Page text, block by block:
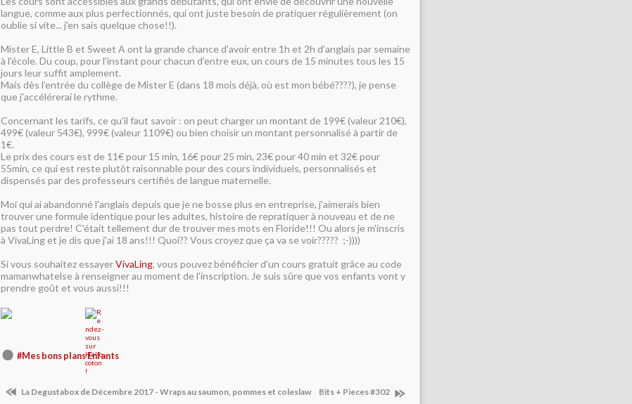
langue, comme aux plus perfectionnés, qui ont juste besoin de pratiquer régulièrement (on
oublie si vite... j'en sais quelque chose!!).
Mister E, Little B et Sweet A ont la grande chance d'avoir entre 1h et 2h d'anglais par semaine
à l'école. Du coup, pour l'instant pour chacun d'entre eux, un cours de 15 minutes tous les 15
jours leur suffit amplement.
Mais dès l'entrée du collège de Mister E (dans 18 mois déjà, où est mon bébé????), je pense
que j'accélérerai le rythme.
Concernant les tarifs, ce qu'il faut savoir : on peut charger un montant de 199€ (valeur 210€),
499€ (valeur 543€), 999€ (valeur 1109€) ou bien choisir un montant personnalisé à partir de
1€.
Le prix des cours est de 11€ pour 15 min, 16€ pour 25 min, 23€ pour 40 min et 32€ pour
55min, ce qui est reste plutôt raisonnable pour des cours individuels, personnalisés et
dispensés par des professeurs certifiés de langue maternelle.
Moi qui ai abandonné l'anglais depuis que je ne bosse plus en entreprise, j'aimerais bien
trouver une formule identique pour les adultes, histoire de repratiquer à nouveau et de ne
pas tout perdre! C'était tellement dur de trouver mes mots en Floride!!! Ou alors je m'inscris
à VivaLing et je dis que j'ai 18 ans!!! Quoi?? Vous croyez que ça va se voir????? ;-))))
Si vous souhaitez essayerVivaLing, vous pouvez bénéficier d'un cours gratuit grâce au code
mamanwhatelse à renseigner au moment de l'inscription. Je suis sûre que vos enfants vont y
prendre goût et vous aussi!!!
#Mes bons plans Enfants
La Degustabox de Décembre 2017 - Wraps au saumon, pommes et coleslaw Bits + Pieces #302